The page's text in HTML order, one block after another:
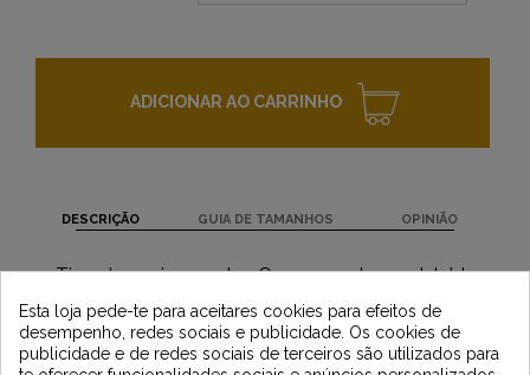
ADICIONAR AO CARRINHO
DESCRIÇÃO GUIA DE TAMANHOS OPINIÃO
Tipo de equipamento : Casque moto modulable
Newsletter
Esta loja pede-te para aceitares cookies para efeitos de
desempenho, redes sociais e publicidade. Os cookies de
publicidade e de redes sociais de terceiros são utilizados para